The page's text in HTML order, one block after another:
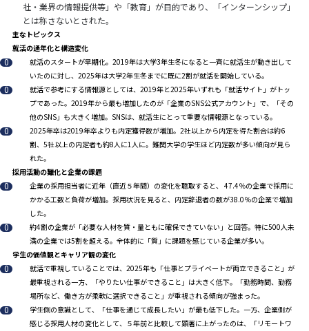
社・業界の情報提供等」や「教育」が目的であり、「インターンシップ」
とは称さないとされた。
主なトピックス
就活の通年化と構造変化
就活のスタートが早期化。2019年は大学3年生冬になると一斉に就活生が動き出して
いたのに対し、2025年は大学2年生冬までに既に2割が就活を開始している。
就活で参考にする情報源としては、2019年と2025年いずれも「就活サイト」がトッ
プであった。2019年から最も増加したのが「企業のSNS公式アカウント」で、「その
他のSNS」も大きく増加。SNSは、就活生にとって重要な情報源となっている。
2025年卒は2019年卒よりも内定獲得数が増加。2社以上から内定を得た割合は約6
割、5社以上の内定者も約8人に1人に。難関大学の学生ほど内定数が多い傾向が見ら
れた。
採用活動の難化と企業の課題
企業の採用担当者に近年（直近５年間）の変化を聴取すると、 47.4％の企業で採用に
かかる工数と負荷が増加。採用状況を見ると、内定辞退者の数が38.0％の企業で増加
した。
約4割の企業が「必要な人材を質・量ともに確保できていない」と回答。特に500人未
満の企業では5割を超える。全体的に「質」に課題を感じている企業が多い。
学生の価値観とキャリア観の変化
就活で重視していることでは、2025年も「仕事とプライベートが両立できること」が
最重視される一方、「やりたい仕事ができること」は大きく低下。「勤務時間、勤務
場所など、働き方が柔軟に選択できること」が重視される傾向が強まった。
学生側の意識として、「仕事を通じて成長したい」が最も低下した。一方、企業側が
感じる採用人材の変化として、５年前と比較して顕著に上がったのは、「リモートワ